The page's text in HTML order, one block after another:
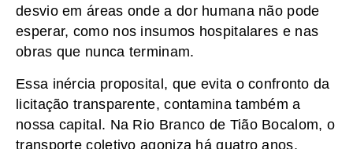
desvio em áreas onde a dor humana não pode
esperar, como nos insumos hospitalares e nas
obras que nunca terminam.
Essa inércia proposital, que evita o confronto da
licitação transparente, contamina também a
nossa capital. Na Rio Branco de Tião Bocalom, o
transporte coletivo agoniza há quatro anos,